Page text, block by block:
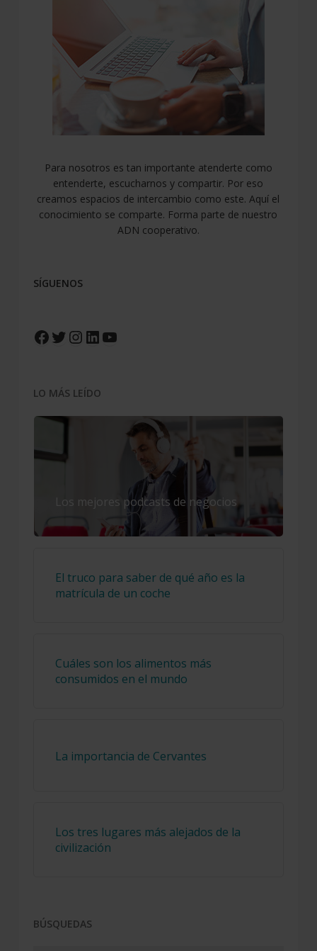
Para nosotros es tan importante atenderte como
entenderte, escucharnos y compartir. Por eso
creamos espacios de intercambio como este. Aquí el
conocimiento se comparte. Forma parte de nuestro
ADN cooperativo.
SÍGUENOS
Facebook
Twitter
Instagram
LinkedIn
YouTube
LO MÁS LEÍDO
Los mejores podcasts de negocios
El truco para saber de qué año es la
matrícula de un coche
Cuáles son los alimentos más
consumidos en el mundo
La importancia de Cervantes
Los tres lugares más alejados de la
civilización
BÚSQUEDAS